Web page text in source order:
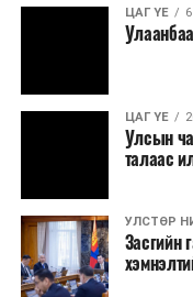
ЦАГ ҮЕ
ЦАГ ҮЕ
Улсын
талаас
УЛСТӨР
Засгийн